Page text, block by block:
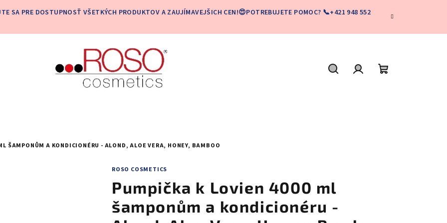
SA PRE DOSTUPNOSŤ VŠETKÝCH PRODUKTOV A ZAUJÍMAVEJŠICH CEN!😍POTREBUJETE POMOC? 📞+421 948 552
ŠAMPONŮM A KONDICIONÉRU - ALOND, ALOE VERA, HONEY, BAMBOO
ROSO COSMETICS
Pumpička k Lovien 4000 ml
šamponům a kondicionéru -